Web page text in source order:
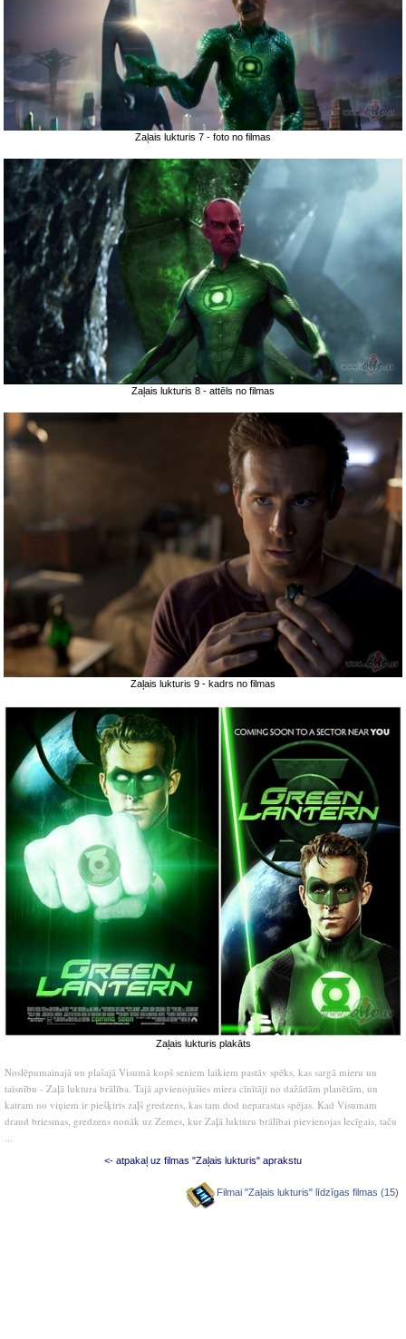
Zaļais lukturis 7 - foto no filmas
Zaļais lukturis 8 - attēls no filmas
Zaļais lukturis 9 - kadrs no filmas
Zaļais lukturis plakāts
Noslēpumainajā un plašajā Visumā kopš seniem laikiem pastāv spēks, kas sargā mieru un
taisnību - Zaļā luktura brālība. Tajā apvienojušies miera cīnītāji no dažādām planētām, un
katram no viņiem ir piešķirts zaļš gredzens, kas tam dod neparastas spējas. Kad Visumam
draud briesmas, gredzens nonāk uz Zemes, kur Zaļā lukturu brālībai pievienojas lecīgais, taču
...
<- atpakaļ uz filmas "Zaļais lukturis" aprakstu
Filmai "Zaļais lukturis" līdzīgas filmas (15)